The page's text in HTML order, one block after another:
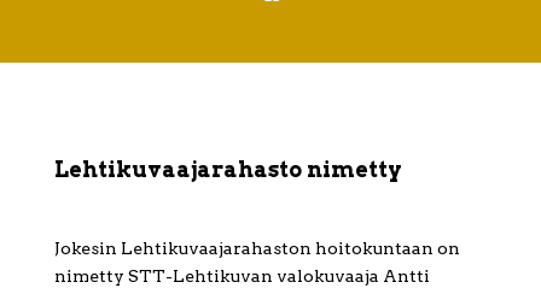
Lehtikuvaajarahasto nimetty
Jokesin Lehtikuvaajarahaston hoitokuntaan on
nimetty STT-Lehtikuvan valokuvaaja Antti